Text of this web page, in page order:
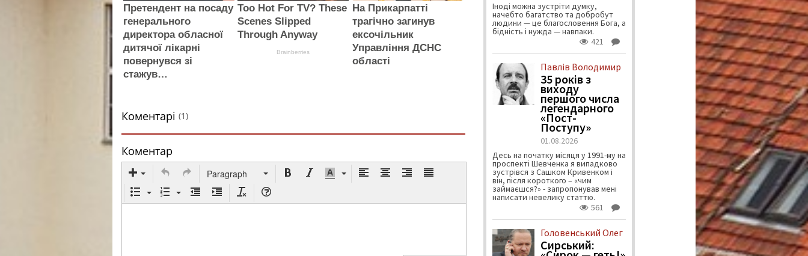
Претендент на посаду
генерального
директора обласної
дитячої лікарні
повернувся зі
стажув…
Too Hot For TV? These
Scenes Slipped
Through Anyway
Brainberries
На Прикарпатті
трагічно загинув
ексочільник
Управління ДСНС
області
Коментарі (1)
Коментар
Paragraph
Іноді можна зустріти думку,
начебто багатство та добробут
людини — це благословення Бога, а
бідність і нужда — навпаки.
421
Павлів Володимир
35 років з
виходу
першого числа
легендарного
«Пост-
Поступу»
01.08.2026
Десь на початку місяця у 1991-му на
проспекті Шевченка я випадково
зустрівся з Сашком Кривенком і
він, після короткого – «чим
займаєшся?» - запропонував мені
написати невелику статтю.
561
Головенський Олег
Сирський: